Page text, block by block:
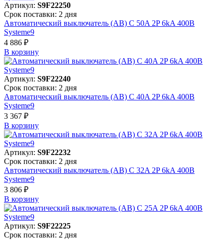
Артикул: S9F22250
Срок поставки: 2 дня
Автоматический выключатель (АВ) C 50A 2P 6kA 400В
Systeme9
4 886 ₽
В корзинy
Артикул: S9F22240
Срок поставки: 2 дня
Автоматический выключатель (АВ) C 40A 2P 6kA 400В
Systeme9
3 367 ₽
В корзинy
Артикул: S9F22232
Срок поставки: 2 дня
Автоматический выключатель (АВ) C 32A 2P 6kA 400В
Systeme9
3 806 ₽
В корзинy
Артикул: S9F22225
Срок поставки: 2 дня